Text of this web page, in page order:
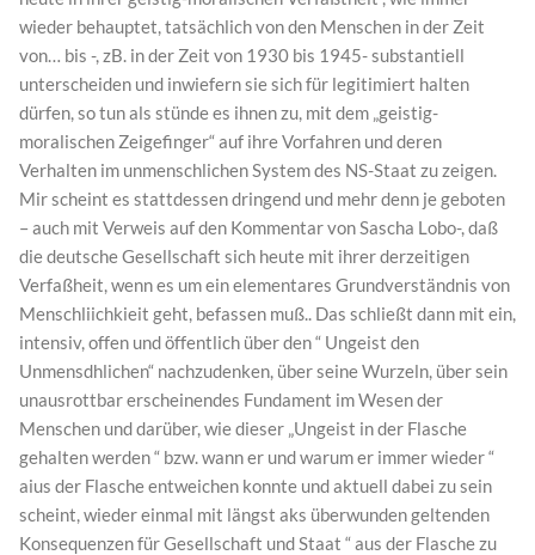
wieder behauptet, tatsächlich von den Menschen in der Zeit
von… bis -, zB. in der Zeit von 1930 bis 1945- substantiell
unterscheiden und inwiefern sie sich für legitimiert halten
dürfen, so tun als stünde es ihnen zu, mit dem „geistig-
moralischen Zeigefinger“ auf ihre Vorfahren und deren
Verhalten im unmenschlichen System des NS-Staat zu zeigen.
Mir scheint es stattdessen dringend und mehr denn je geboten
– auch mit Verweis auf den Kommentar von Sascha Lobo-, daß
die deutsche Gesellschaft sich heute mit ihrer derzeitigen
Verfaßheit, wenn es um ein elementares Grundverständnis von
Menschliichkieit geht, befassen muß.. Das schließt dann mit ein,
intensiv, offen und öffentlich über den “ Ungeist den
Unmensdhlichen“ nachzudenken, über seine Wurzeln, über sein
unausrottbar erscheinendes Fundament im Wesen der
Menschen und darüber, wie dieser „Ungeist in der Flasche
gehalten werden “ bzw. wann er und warum er immer wieder “
aius der Flasche entweichen konnte und aktuell dabei zu sein
scheint, wieder einmal mit längst aks überwunden geltenden
Konsequenzen für Gesellschaft und Staat “ aus der Flasche zu